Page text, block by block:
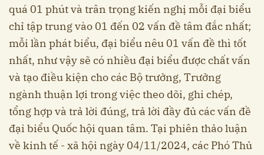
quá 01 phút và trân trọng kiến nghị mỗi đại biểu
chỉ tập trung vào 01 đến 02 vấn đề tâm đắc nhất;
mỗi lần phát biểu, đại biểu nêu 01 vấn đề thì tốt
nhất, như vậy sẽ có nhiều đại biểu được chất vấn
và tạo điều kiện cho các Bộ trưởng, Trưởng
ngành thuận lợi trong việc theo dõi, ghi chép,
tổng hợp và trả lời đúng, trả lời đầy đủ các vấn đề
đại biểu Quốc hội quan tâm. Tại phiên thảo luận
về kinh tế - xã hội ngày 04/11/2024, các Phó Thủ